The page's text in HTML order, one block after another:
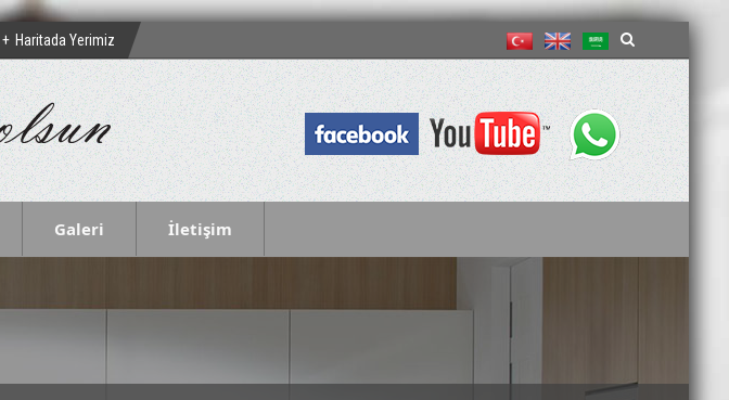
Haritada Yerimiz
Galeri İletişim